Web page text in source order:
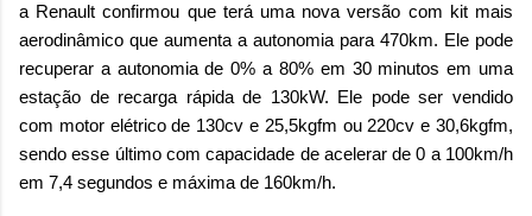
a Renault confirmou que terá uma nova versão com kit mais
aerodinâmico que aumenta a autonomia para 470km. Ele pode
recuperar a autonomia de 0% a 80% em 30 minutos em uma
estação de recarga rápida de 130kW. Ele pode ser vendido
com motor elétrico de 130cv e 25,5kgfm ou 220cv e 30,6kgfm,
sendo esse último com capacidade de acelerar de 0 a 100km/h
em 7,4 segundos e máxima de 160km/h.